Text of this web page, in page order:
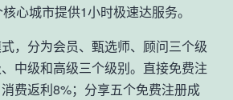
心城市提供1小时极速达服务。
，分为会员、甄选师、顾问三个级
中级和高级三个级别。直接免费注
费返利8%；分享五个免费注册成